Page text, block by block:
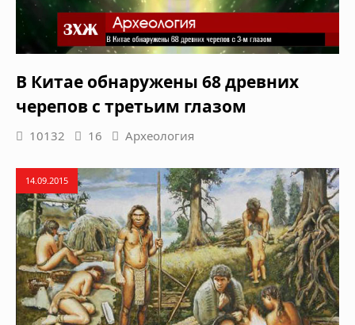
В Китае обнаружены 68 древних
черепов с третьим глазом
10132 16 Археология
14.09.2015